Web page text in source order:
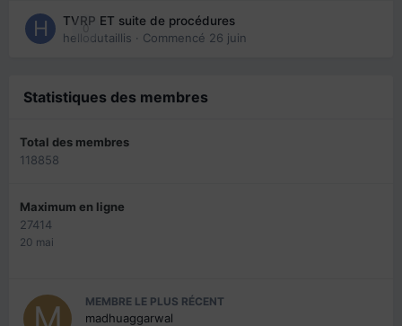
0
TVRP ET suite de procédures
hellodutaillis · Commencé 26 juin
Statistiques des membres
Total des membres
118858
Maximum en ligne
27414
20 mai
MEMBRE LE PLUS RÉCENT
madhuaggarwal